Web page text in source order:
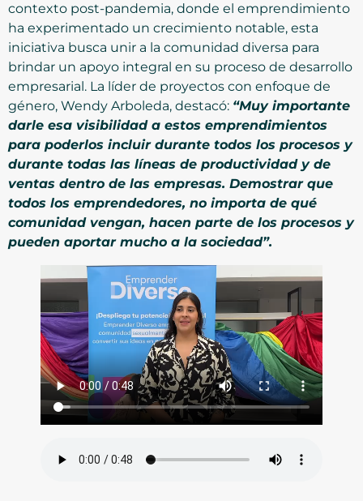
contexto post-pandemia, donde el emprendimiento
ha experimentado un crecimiento notable, esta
iniciativa busca unir a la comunidad diversa para
brindar un apoyo integral en su proceso de desarrollo
empresarial. La líder de proyectos con enfoque de
género, Wendy Arboleda, destacó: “Muy importante
darle esa visibilidad a estos emprendimientos
para poderlos incluir durante todos los procesos y
durante todas las líneas de productividad y de
ventas dentro de las empresas. Demostrar que
todos los emprendedores, no importa de qué
comunidad vengan, hacen parte de los procesos y
pueden aportar mucho a la sociedad”.